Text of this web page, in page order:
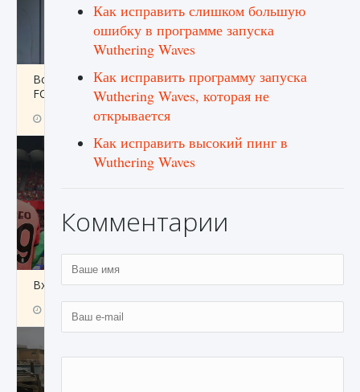
Все новые функции в режиме карьеры EA
FC 25
9 августа 2024
Входят ли «Милан» и «Интер» в EA FC 25
9 августа 2024
Как исправить слишком большую
ошибку в программе запуска
Wuthering Waves
Как исправить программу запуска
Wuthering Waves, которая не
открывается
Как исправить высокий пинг в
Wuthering Waves
Комментарии